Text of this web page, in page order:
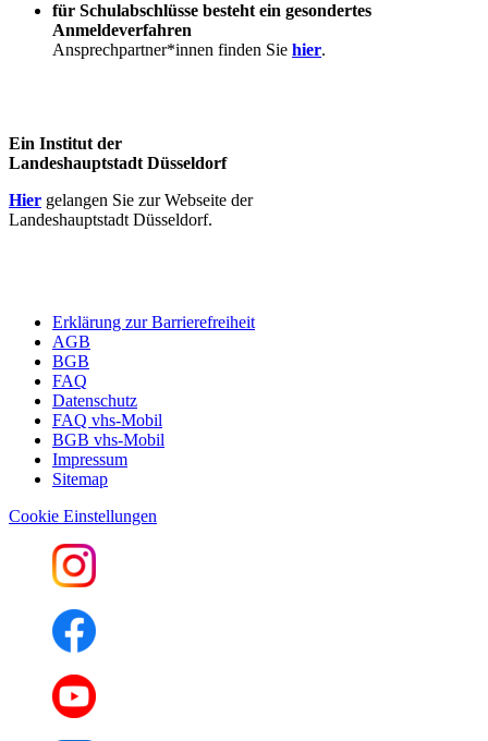
für Schulabschlüsse besteht ein gesondertes
Anmeldeverfahren
Ansprechpartner*innen finden Sie hier.
Ein Institut der
Landeshauptstadt Düsseldorf
Hier gelangen Sie zur Webseite der
Landeshauptstadt Düsseldorf.
Erklärung zur Barrierefreiheit
AGB
BGB
FAQ
Datenschutz
FAQ vhs-Mobil
BGB vhs-Mobil
Impressum
Sitemap
Cookie Einstellungen